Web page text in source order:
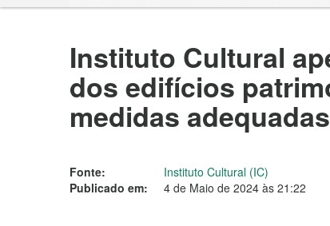
Instituto Cultural
dos edifícios
medidas
Fonte:
Instituto Cultural (IC)
Publicado em:
4 de Maio de 2024 às 21:22